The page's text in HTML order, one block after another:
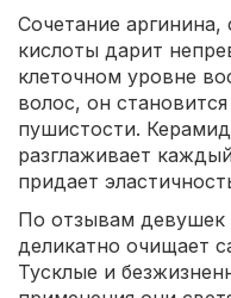
Сочетание
кислоты дарит
клеточном уровне
волос, он
пушистости.
разглаживает
придает
По отзывам девушек
деликатно очищает
Тусклые и